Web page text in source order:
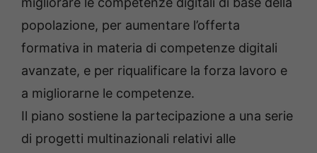
popolazione, per aumentare l’offerta
formativa in materia di competenze digitali
avanzate, e per riqualificare la forza lavoro e
a migliorarne le competenze.
Il piano sostiene la partecipazione a una serie
di progetti multinazionali relativi alle